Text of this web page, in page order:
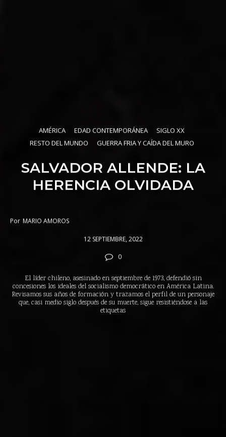
AMÉRICA EDAD CONTEMPORÁNEA
SIGLO XX
RESTO DEL MUNDO
GUERRA FRIA Y CAÍDA DEL MURO
SALVADOR ALLENDE: LA
HERENCIA OLVIDADA
Por MARIO AMOROS
12 SEPTIEMBRE, 2022
0
El líder chileno, asesinado en septiembre de 1973, defendió sin
concesiones los ideales del socialismo democrático en América Latina.
Revisamos sus años de formación y trazamos el perfil de un personaje
que, casi medio siglo después de su muerte, sigue resistiéndose a las
etiquetas